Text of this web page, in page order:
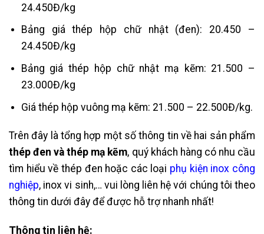
24.450Đ/kg
Bảng giá thép hộp chữ nhật (đen): 20.450 –
24.450Đ/kg
Bảng giá thép hộp chữ nhật mạ kẽm: 21.500 –
23.000Đ/kg
Giá thép hộp vuông mạ kẽm: 21.500 – 22.500Đ/kg.
Trên đây là tổng hợp một số thông tin về hai sản phẩm
thép đen và thép mạ kẽm, quý khách hàng có nhu cầu
tìm hiểu về thép đen hoặc các loại phụ kiện inox công
nghiệp, inox vi sinh,… vui lòng liên hệ với chúng tôi theo
thông tin dưới đây để được hỗ trợ nhanh nhất!
Thông tin liên hệ: